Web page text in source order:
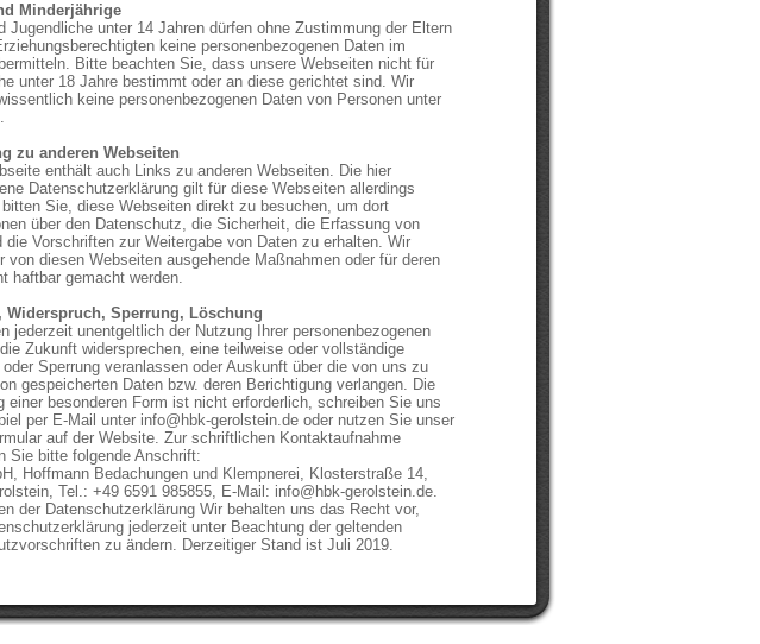
Minderjährige
Jugendliche unter 14 Jahren dürfen ohne Zustimmung der Eltern
keine personenbezogenen Daten im
Bitte beachten Sie, dass unsere Webseiten nicht für
unter 18 Jahre bestimmt oder an diese gerichtet sind. Wir
keine personenbezogenen Daten von Personen unter
zu anderen Webseiten
enthält auch Links zu anderen Webseiten. Die hier
Datenschutzerklärung gilt für diese Webseiten allerdings
Sie, diese Webseiten direkt zu besuchen, um dort
über den Datenschutz, die Sicherheit, die Erfassung von
die Vorschriften zur Weitergabe von Daten zu erhalten. Wir
von diesen Webseiten ausgehende Maßnahmen oder für deren
haftbar gemacht werden.
Widerspruch, Sperrung, Löschung
jederzeit unentgeltlich der Nutzung Ihrer personenbezogenen
Zukunft widersprechen, eine teilweise oder vollständige
oder Sperrung veranlassen oder Auskunft über die von uns zu
gespeicherten Daten bzw. deren Berichtigung verlangen. Die
einer besonderen Form ist nicht erforderlich, schreiben Sie uns
per E-Mail unter info@hbk-gerolstein.de oder nutzen Sie unser
auf der Website. Zur schriftlichen Kontaktaufnahme
Sie bitte folgende Anschrift:
Hoffmann Bedachungen und Klempnerei, Klosterstraße 14,
Tel.: +49 6591 985855, E-Mail: info@hbk-gerolstein.de.
der Datenschutzerklärung Wir behalten uns das Recht vor,
jederzeit unter Beachtung der geltenden
zu ändern. Derzeitiger Stand ist Juli 2019.